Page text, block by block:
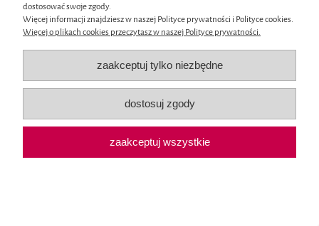
Płatności i dostawa
O nas
pokaż pełną wersję strony
Sklep internetowy Shoper.pl
dostosować swoje zgody.
Więcej informacji znajdziesz w naszej Polityce prywatności i Polityce cookies.
Więcej o plikach cookies przeczytasz w naszej Polityce prywatności.
zaakceptuj tylko niezbędne
dostosuj zgody
zaakceptuj wszystkie